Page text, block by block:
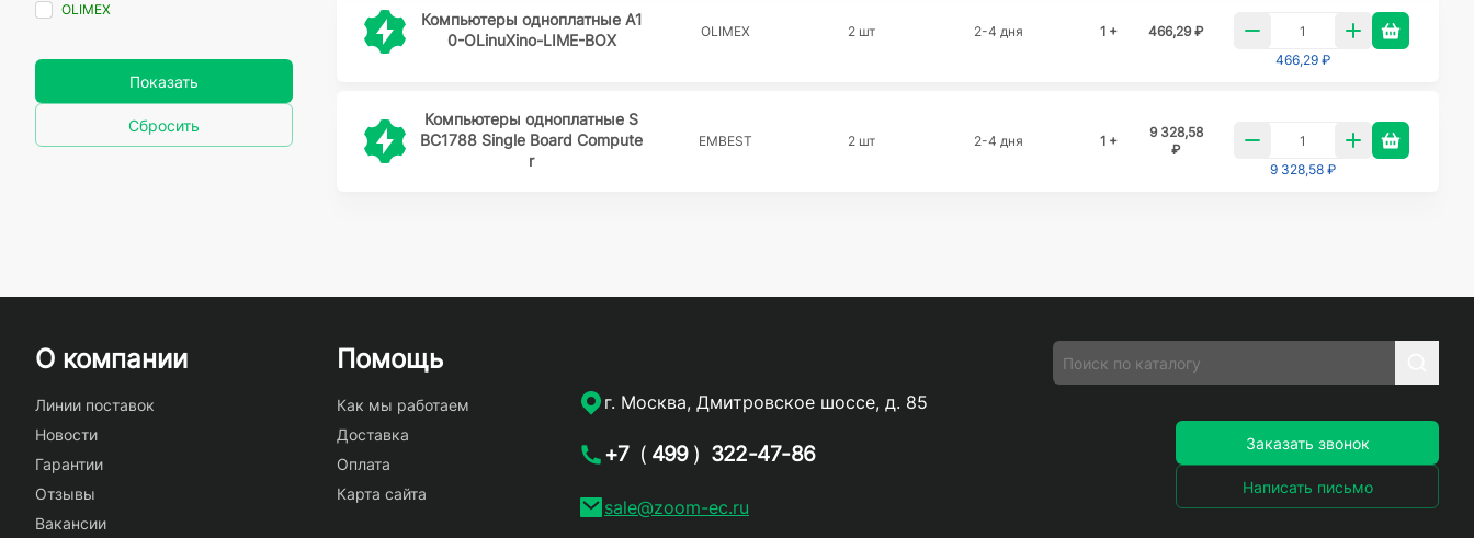
OLIMEX
Показать
Сбросить
Компьютеры одноплатные A1
0-OLinuXino-LIME-BOX
OLIMEX 2 шт 2-4 дня 1 +
466,29 ₽
466,29 ₽
Компьютеры одноплатные S
BC1788 Single Board Compute
r
EMBEST 2 шт 2-4 дня 1 +
9 328,58
₽
9 328,58 ₽
О компании
Линии поставок
Новости
Гарантии
Отзывы
Вакансии
Помощь
Как мы работаем
Доставка
Оплата
Карта сайта
г. Москва, Дмитровское шоссе, д. 85
+7 ( 499 ) 322-47-86
sale@zoom-ec.ru
Заказать звонок
Написать письмо